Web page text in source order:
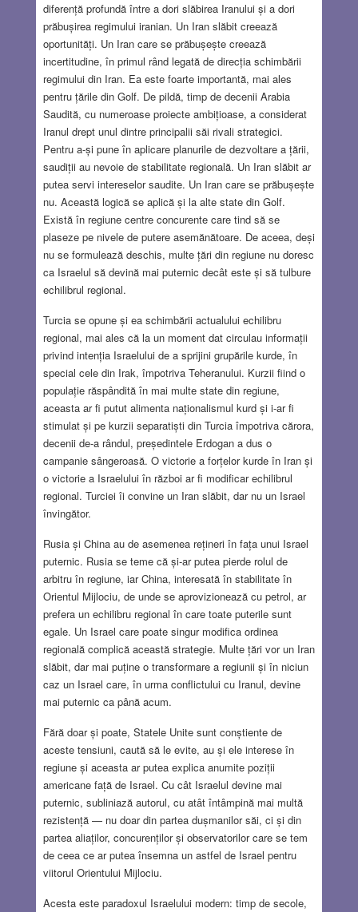
diferență profundă între a dori slăbirea Iranului și a dori
prăbușirea regimului iranian. Un Iran slăbit creează
oportunități. Un Iran care se prăbușește creează
incertitudine, în primul rând legată de direcția schimbării
regimului din Iran. Ea este foarte importantă, mai ales
pentru țările din Golf. De pildă, timp de decenii Arabia
Saudită, cu numeroase proiecte ambițioase, a considerat
Iranul drept unul dintre principalii săi rivali strategici.
Pentru a-și pune în aplicare planurile de dezvoltare a țării,
saudiții au nevoie de stabilitate regională. Un Iran slăbit ar
putea servi intereselor saudite. Un Iran care se prăbușește
nu. Această logică se aplică și la alte state din Golf.
Există în regiune centre concurente care tind să se
plaseze pe nivele de putere asemănătoare. De aceea, deși
nu se formulează deschis, multe țări din regiune nu doresc
ca Israelul să devină mai puternic decât este și să tulbure
echilibrul regional.
Turcia se opune și ea schimbării actualului echilibru
regional, mai ales că la un moment dat circulau informații
privind intenția Israelului de a sprijini grupările kurde, în
special cele din Irak, împotriva Teheranului. Kurzii fiind o
populație răspândită în mai multe state din regiune,
aceasta ar fi putut alimenta naționalismul kurd și i-ar fi
stimulat și pe kurzii separatiști din Turcia împotriva cărora,
decenii de-a rândul, președintele Erdogan a dus o
campanie sângeroasă. O victorie a forțelor kurde în Iran și
o victorie a Israelului în război ar fi modificar echilibrul
regional. Turciei îi convine un Iran slăbit, dar nu un Israel
învingător.
Rusia și China au de asemenea rețineri în fața unui Israel
puternic. Rusia se teme că și-ar putea pierde rolul de
arbitru în regiune, iar China, interesată în stabilitate în
Orientul Mijlociu, de unde se aprovizionează cu petrol, ar
prefera un echilibru regional în care toate puterile sunt
egale. Un Israel care poate singur modifica ordinea
regională complică această strategie. Multe țări vor un Iran
slăbit, dar mai puține o transformare a regiunii și în niciun
caz un Israel care, în urma conflictului cu Iranul, devine
mai puternic ca până acum.
Fără doar și poate, Statele Unite sunt conștiente de
aceste tensiuni, caută să le evite, au și ele interese în
regiune și aceasta ar putea explica anumite poziții
americane față de Israel. Cu cât Israelul devine mai
puternic, subliniază autorul, cu atât întâmpină mai multă
rezistență — nu doar din partea dușmanilor săi, ci și din
partea aliaților, concurenților și observatorilor care se tem
de ceea ce ar putea însemna un astfel de Israel pentru
viitorul Orientului Mijlociu.
Acesta este paradoxul Israelului modern: timp de secole,